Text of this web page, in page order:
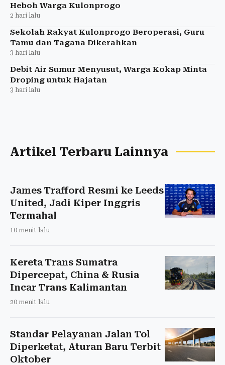
Heboh Warga Kulonprogo
2 hari lalu
Sekolah Rakyat Kulonprogo Beroperasi, Guru
Tamu dan Tagana Dikerahkan
3 hari lalu
Debit Air Sumur Menyusut, Warga Kokap Minta
Droping untuk Hajatan
3 hari lalu
Artikel Terbaru Lainnya
James Trafford Resmi ke Leeds
United, Jadi Kiper Inggris
Termahal
10 menit lalu
Kereta Trans Sumatra
Dipercepat, China & Rusia
Incar Trans Kalimantan
20 menit lalu
Standar Pelayanan Jalan Tol
Diperketat, Aturan Baru Terbit
Oktober